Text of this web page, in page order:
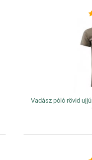
Vadász póló rövid